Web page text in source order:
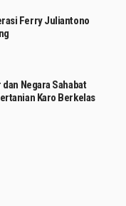
Ferry Juliantono
Negara Sahabat
Karo Berkelas